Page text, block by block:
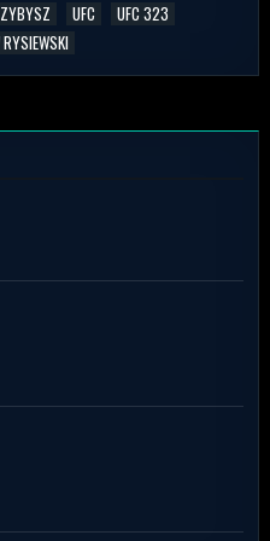
UFC
UFC 323